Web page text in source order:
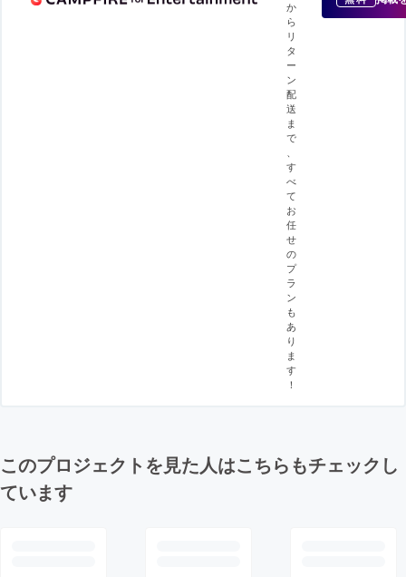
か
ら
リ
タ
ー
ン
配
送
ま
で
、
す
べ
て
お
任
せ
の
プ
ラ
ン
も
あ
り
ま
す
！
このプロジェクトを見た人はこちらもチェックし
ています